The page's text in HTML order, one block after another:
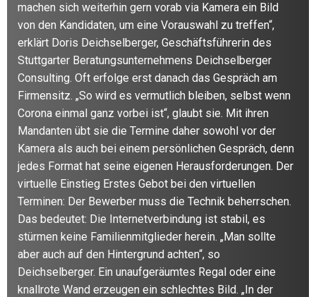
machen sich weiterhin gern vorab via Kamera ein Bild
von den Kandidaten, um eine Vorauswahl zu treffen“,
erklärt Doris Deichselberger, Geschäftsführerin des
Stuttgarter Beratungsunternehmens Deichselberger
Consulting. Oft erfolge erst danach das Gespräch am
Firmensitz. „So wird es vermutlich bleiben, selbst wenn
Corona einmal ganz vorbei ist“, glaubt sie. Mit ihren
Mandanten übt sie die Termine daher sowohl vor der
Kamera als auch bei einem persönlichen Gespräch, denn
jedes Format hat seine eigenen Herausforderungen. Der
virtuelle Einstieg Erstes Gebot bei den virtuellen
Terminen: Der Bewerber muss die Technik beherrschen.
Das bedeutet: Die Internetverbindung ist stabil, es
stürmen keine Familienmitglieder herein. „Man sollte
aber auch auf den Hintergrund achten“, so
Deichselberger. Ein unaufgeräumtes Regal oder eine
knallrote Wand erzeugen ein schlechtes Bild. „In der